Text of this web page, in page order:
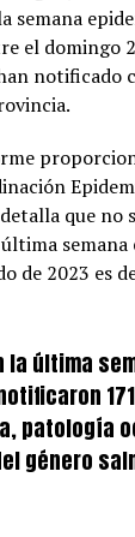
semana
el domingo
notificado
que no
de 2023 es
la última
patología
género